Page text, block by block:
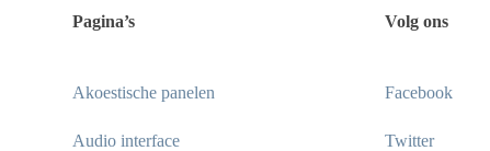
Pagina’s
Akoestische panelen
Audio interface
Volg ons
Facebook
Twitter